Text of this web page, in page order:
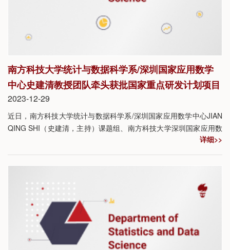
南方科技大学统计与数据科学系/深圳国家应用数学
中心史建清教授团队牵头获批国家重点研发计划项目
2023-12-29
近日，南方科技大学统计与数据科学系/深圳国家应用数学中心JIAN
QING SHI（史建清，主持）课题组、南方科技大学深圳国家应用数
学中心/首都师范大学检测成像北京高等学校工程研究中心赵云松课
题组、南方科技大学数学系/深圳国家应用数学中心张振课题组及张
进课题组联合申报的国家重点研发计划“数学和应用研究”专项“脑动
获批立项，项目研究总经费为1110万元。
详细>>